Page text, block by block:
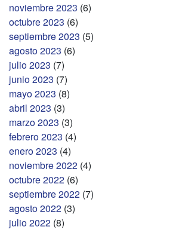
noviembre 2023 (6)
octubre 2023 (6)
septiembre 2023 (5)
agosto 2023 (6)
julio 2023 (7)
junio 2023 (7)
mayo 2023 (8)
abril 2023 (3)
marzo 2023 (3)
febrero 2023 (4)
enero 2023 (4)
noviembre 2022 (4)
octubre 2022 (6)
septiembre 2022 (7)
agosto 2022 (3)
julio 2022 (8)